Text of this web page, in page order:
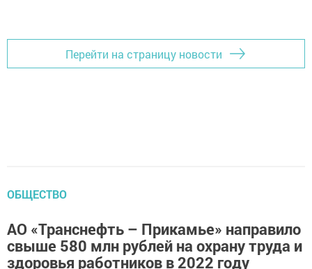
Перейти на страницу новости
ОБЩЕСТВО
АО «Транснефть – Прикамье» направило
свыше 580 млн рублей на охрану труда и
здоровья работников в 2022 году